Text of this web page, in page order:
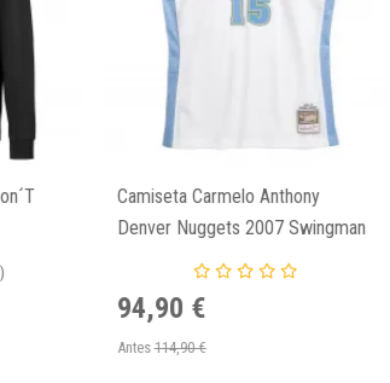
Camiseta Carmelo Anthony
Denver Nuggets 2007 Swingman
94,90 €
Antes 114,90 €